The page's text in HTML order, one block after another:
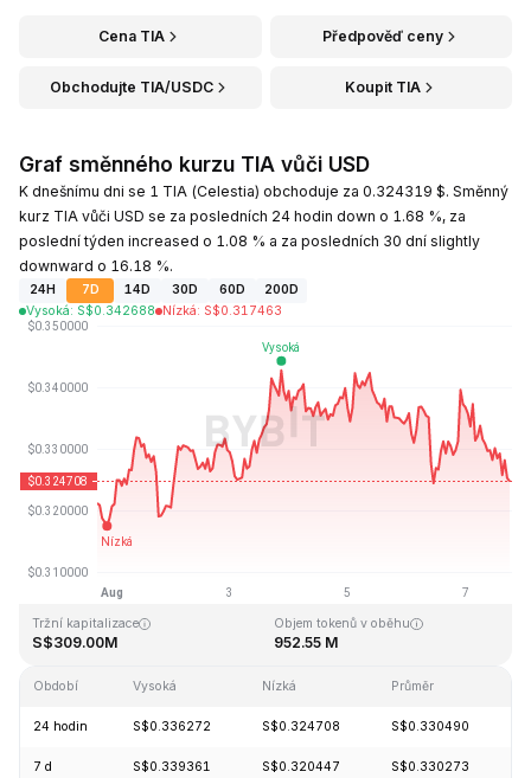
Cena TIA Předpověď ceny
Obchodujte TIA/USDC Koupit TIA
Graf směnného kurzu TIA vůči USD
K dnešnímu dni se 1 TIA (Celestia) obchoduje za 0.324319 $. Směnný
kurz TIA vůči USD se za posledních 24 hodin down o 1.68 %, za
poslední týden increased o 1.08 % a za posledních 30 dní slightly
downward o 16.18 %.
24H 7D 14D 30D 60D
200D
Vysoká: S$0.342688 Nízká: S$0.317463
Naposledy aktualizováno: 2026-08-07, 17:29 GMT+0
Historické maximum
S$0.279235
Tržní kapitalizace
S$309.00M
Objem tokenů v oběhu
952.55 M
Období Vysoká Nízká Průměr
24 hodin S$0.336272 S$0.324708 S$0.330490
7 d S$0.339361 S$0.320447 S$0.330273